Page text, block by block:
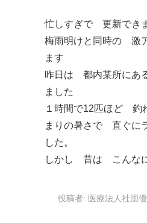
忙しすぎで 更新でき
梅雨明けと同時の 激
ます
昨日は 都内某所にあ
ました
１時間で12匹ほど 釣
まりの暑さで 直ぐに
した。
しかし 昔は こんな
投稿者: 医療法人社団